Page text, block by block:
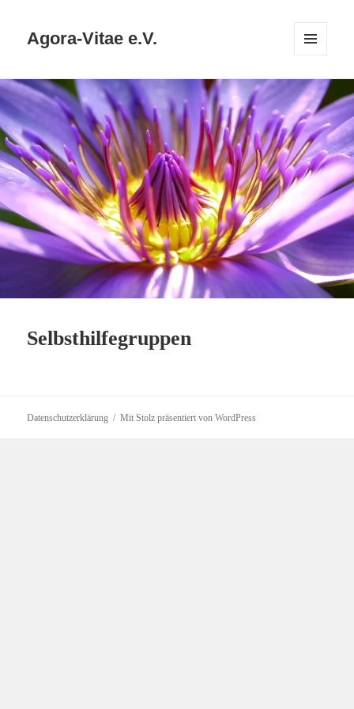
Agora-Vitae e.V.
WIDGETS
Selbsthilfegruppen
Datenschutzerklärung Mit Stolz präsentiert von WordPress